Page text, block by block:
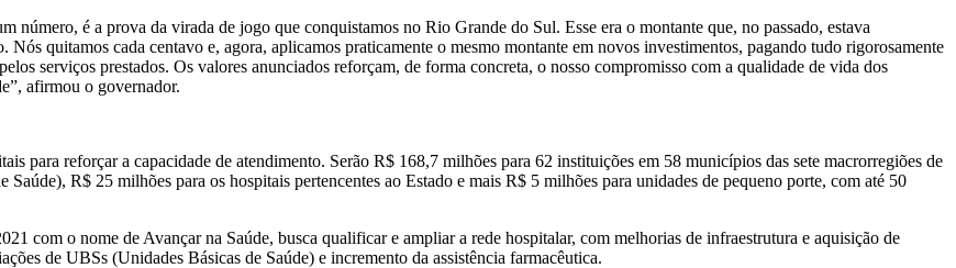
número, é a prova da virada de jogo que conquistamos no Rio Grande do Sul. Esse era o montante que, no passado, estava
quitamos cada centavo e, agora, aplicamos praticamente o mesmo montante em novos investimentos, pagando tudo rigorosamente
serviços prestados. Os valores anunciados reforçam, de forma concreta, o nosso compromisso com a qualidade de vida dos
afirmou o governador.
para reforçar a capacidade de atendimento. Serão R$ 168,7 milhões para 62 instituições em 58 municípios das sete macrorregiões de
R$ 25 milhões para os hospitais pertencentes ao Estado e mais R$ 5 milhões para unidades de pequeno porte, com até 50
com o nome de Avançar na Saúde, busca qualificar e ampliar a rede hospitalar, com melhorias de infraestrutura e aquisição de
de UBSs (Unidades Básicas de Saúde) e incremento da assistência farmacêutica.